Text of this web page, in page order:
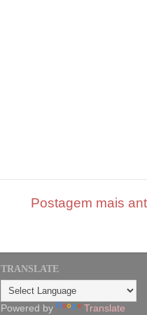
Postagem mais
TRANSLATE
Powered by Translate